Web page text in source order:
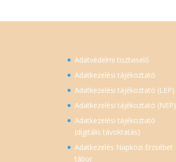
Adatvédelmi tisztviselő
Adatkezelési tájékoztató
Adatkezelési tájékoztató (LEP)
Adatkezelési tájékoztató (NEP)
Adatkezelési tájékoztató
(digitális távoktatás)
Adatkezelés Napközi Erzsébet
tábor